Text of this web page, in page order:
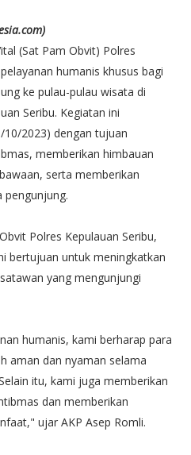
(Sat Pam Obvit) Polres
humanis khusus bagi
ke pulau-pulau wisata di
Seribu. Kegiatan ini
10/2023) dengan tujuan
memberikan himbauan
serta memberikan
pengunjung.
Polres Kepulauan Seribu,
bertujuan untuk meningkatkan
yang mengunjungi
humanis, kami berharap para
aman dan nyaman selama
itu, kami juga memberikan
dan memberikan
ujar AKP Asep Romli.